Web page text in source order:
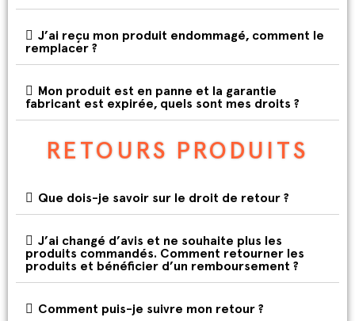
J’ai reçu mon produit endommagé, comment le
remplacer ?
Mon produit est en panne et la garantie
fabricant est expirée, quels sont mes droits ?
RETOURS PRODUITS
Que dois-je savoir sur le droit de retour ?
J’ai changé d’avis et ne souhaite plus les
produits commandés. Comment retourner les
produits et bénéficier d’un remboursement ?
Comment puis-je suivre mon retour ?